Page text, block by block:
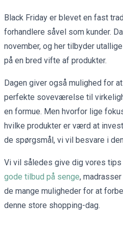
Black Friday er blevet en fast
forhandlere såvel som kunder.
november, og her tilbyder
på en bred vifte af produkter.
Dagen giver også mulighed for
perfekte soveværelse til
en formue. Men hvorfor lige
hvilke produkter er værd at
de spørgsmål, vi vil besvare i
Vi vil således give dig vores tips
gode tilbud på senge,
de mange muligheder for at
denne store shopping-dag.